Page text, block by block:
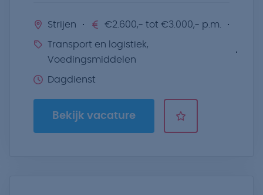
Strijen €2.600,- tot €3.000,- p.m.
Transport en logistiek,
Voedingsmiddelen
Dagdienst
Bekijk vacature